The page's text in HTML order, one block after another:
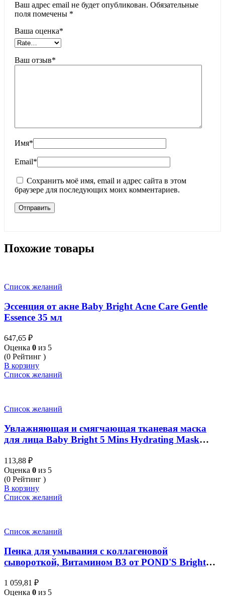
Ваш адрес email не будет опубликован. Обязательные
поля помечены *
Ваша оценка*
Ваш отзыв*
Имя*
Email*
Сохранить моё имя, email и адрес сайта в этом
браузере для последующих моих комментариев.
Похожие товары
Список желаний
Эссенция от акне Baby Bright Acne Care Gentle
Essence 35 мл
647,65 ₽
Оценка 0 из 5
(0 Рейтинг )
В корзину
Список желаний
Список желаний
Увлажняющая и смягчающая тканевая маска
для лица Baby Bright 5 Mins Hydrating Mask
113,88 ₽
Оценка 0 из 5
(0 Рейтинг )
В корзину
Список желаний
Список желаний
Пенка для умывания с коллагеновой
сывороткой, Витамином В3 от POND'S Bright
упаковка 3 шт*50 гр)
1 059,81 ₽
Оценка 0 из 5